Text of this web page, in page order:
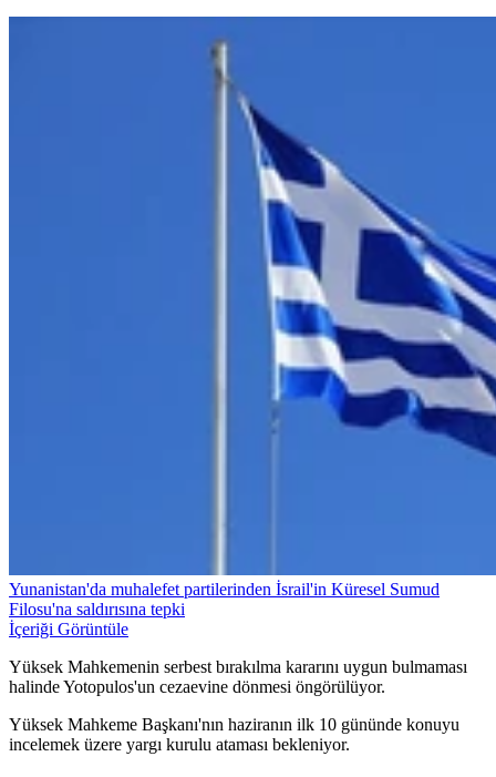
Yunanistan'da muhalefet partilerinden İsrail'in Küresel Sumud
Filosu'na saldırısına tepki
İçeriği Görüntüle
Yüksek Mahkemenin serbest bırakılma kararını uygun bulmaması
halinde Yotopulos'un cezaevine dönmesi öngörülüyor.
Yüksek Mahkeme Başkanı'nın haziranın ilk 10 gününde konuyu
incelemek üzere yargı kurulu ataması bekleniyor.